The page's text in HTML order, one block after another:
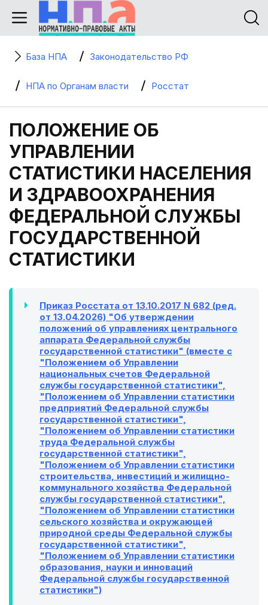
База НПА Законодательство РФ
НПА по Органам власти Росстат
ПОЛОЖЕНИЕ ОБ
УПРАВЛЕНИИ
СТАТИСТИКИ НАСЕЛЕНИЯ
И ЗДРАВООХРАНЕНИЯ
ФЕДЕРАЛЬНОЙ СЛУЖБЫ
ГОСУДАРСТВЕННОЙ
СТАТИСТИКИ
Приказ Росстата от 13.10.2017 N 682 (ред.
от 13.04.2026) "Об утверждении
положений об управлениях центрального
аппарата Федеральной службы
государственной статистики" (вместе с
"Положением об Управлении
национальных счетов Федеральной
службы государственной статистики",
"Положением об Управлении статистики
предприятий Федеральной службы
государственной статистики",
"Положением об Управлении статистики
труда Федеральной службы
государственной статистики",
"Положением об Управлении статистики
строительства, инвестиций и жилищно-
коммунального хозяйства Федеральной
службы государственной статистики",
"Положением об Управлении статистики
сельского хозяйства и окружающей
природной среды Федеральной службы
государственной статистики",
"Положением об Управлении статистики
образования, науки и инноваций
Федеральной службы государственной
статистики")